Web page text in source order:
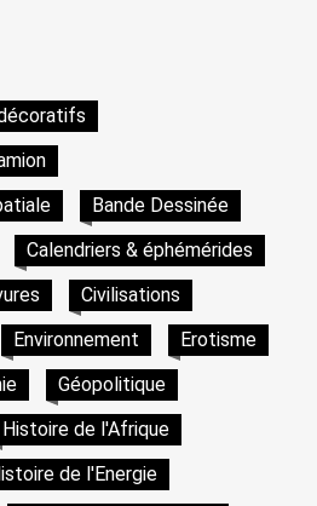
Bande Dessinée
Calendriers & éphémérides
Civilisations
Environnement
Erotisme
Géopolitique
Histoire de l'Afrique
de l'Energie